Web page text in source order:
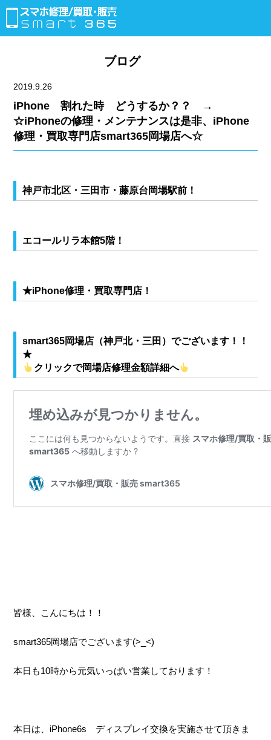
ブログ
2019.9.26
iPhone 割れた時 どうするか？？ →
☆iPhoneの修理・メンテナンスは是非、iPhone
修理・買取専門店smart365岡場店へ☆
神戸市北区・三田市・藤原台岡場駅前！
エコールリラ本館5階！
★iPhone修理・買取専門店！
smart365岡場店（神戸北・三田）でございます！！
★
クリックで岡場店修理金額詳細へ
皆様、こんにちは！！
smart365岡場店でございます(>_<)
本日も10時から元気いっぱい営業しております！
本日は、iPhone6s ディスプレイ交換を実施させて頂きま